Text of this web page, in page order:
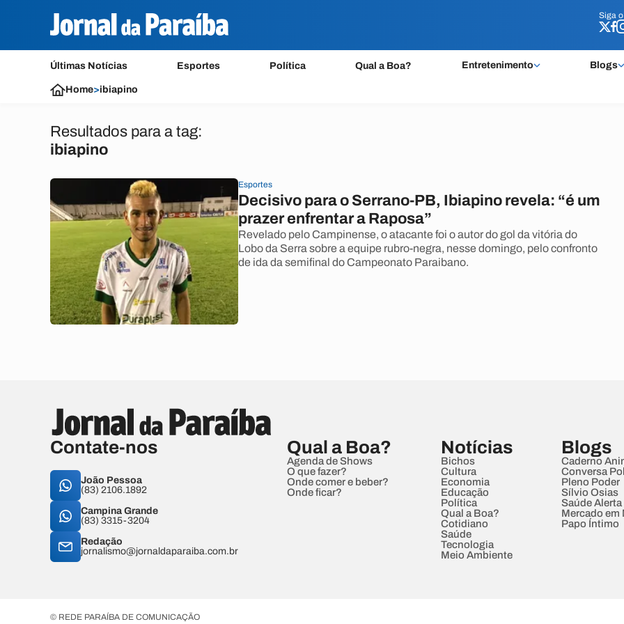
Siga o
Últimas Notícias Esportes Política Qual a Boa? Entretenimento Blogs
Siga o
Home>ibiapino
Resultados para a tag:
ibiapino
Esportes
Decisivo para o Serrano-PB, Ibiapino revela: “é um
prazer enfrentar a Raposa”
Revelado pelo Campinense, o atacante foi o autor do gol da vitória do
Lobo da Serra sobre a equipe rubro-negra, nesse domingo, pelo confronto
de ida da semifinal do Campeonato Paraibano.
Contate-nos
João Pessoa
(83) 2106.1892
Campina Grande
(83) 3315-3204
Redação
jornalismo@jornaldaparaiba.com.br
Qual a Boa?
Agenda de Shows
O que fazer?
Onde comer e beber?
Onde ficar?
Notícias
Bichos
Cultura
Economia
Educação
Política
Qual a Boa?
Cotidiano
Saúde
Tecnologia
Meio Ambiente
Blogs
Caderno
Conversa
Pleno Poder
Sílvio Osias
Saúde Alerta
Mercado em
Papo Íntimo
© REDE PARAÍBA DE COMUNICAÇÃO